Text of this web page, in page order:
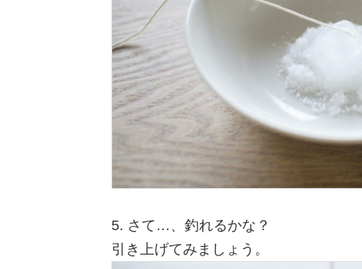
5. さて…、釣れるかな？
引き上げてみましょう。